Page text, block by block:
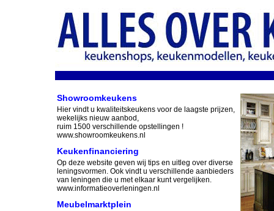
Showroomkeukens
Hier vindt u kwaliteitskeukens voor de laagste prijzen,
wekelijks nieuw aanbod,
ruim 1500 verschillende opstellingen !
www.showroomkeukens.nl
Keukenfinanciering
Op deze website geven wij tips en uitleg over diverse
leningsvormen. Ook vindt u verschillende aanbieders
van leningen die u met elkaar kunt vergelijken.
www.informatieoverleningen.nl
Meubelmarktplein